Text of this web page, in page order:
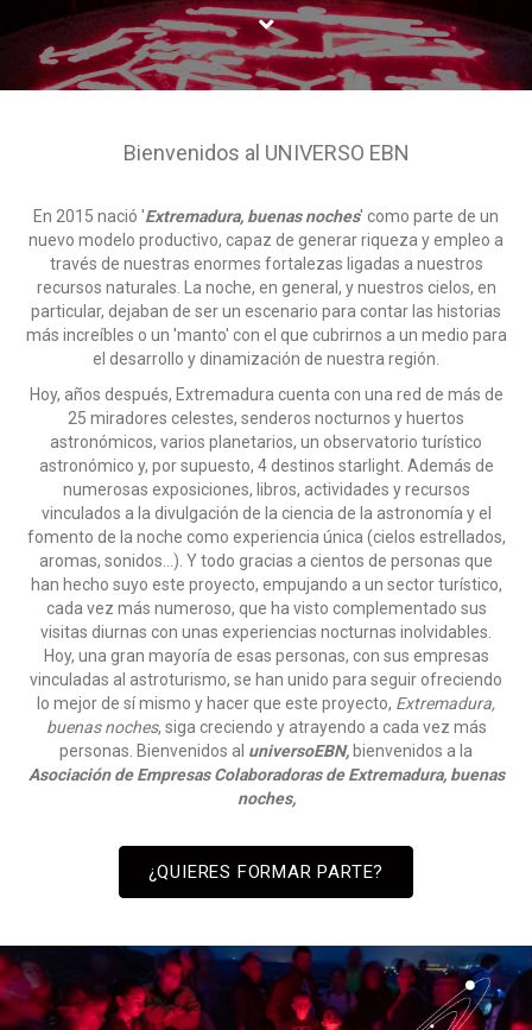
Bienvenidos al UNIVERSO EBN
En 2015 nació 'Extremadura, buenas noches' como parte de un
nuevo modelo productivo, capaz de generar riqueza y empleo a
través de nuestras enormes fortalezas ligadas a nuestros
recursos naturales. La noche, en general, y nuestros cielos, en
particular, dejaban de ser un escenario para contar las historias
más increíbles o un 'manto' con el que cubrirnos a un medio para
el desarrollo y dinamización de nuestra región.
Hoy, años después, Extremadura cuenta con una red de más de
25 miradores celestes, senderos nocturnos y huertos
astronómicos, varios planetarios, un observatorio turístico
astronómico y, por supuesto, 4 destinos starlight. Además de
numerosas exposiciones, libros, actividades y recursos
vinculados a la divulgación de la ciencia de la astronomía y el
fomento de la noche como experiencia única (cielos estrellados,
aromas, sonidos...). Y todo gracias a cientos de personas que
han hecho suyo este proyecto, empujando a un sector turístico,
cada vez más numeroso, que ha visto complementado sus
visitas diurnas con unas experiencias nocturnas inolvidables.
Hoy, una gran mayoría de esas personas, con sus empresas
vinculadas al astroturismo, se han unido para seguir ofreciendo
lo mejor de sí mismo y hacer que este proyecto, Extremadura,
buenas noches, siga creciendo y atrayendo a cada vez más
personas. Bienvenidos al universoEBN, bienvenidos a la
Asociación de Empresas Colaboradoras de Extremadura, buenas
noches,
¿QUIERES FORMAR PARTE?